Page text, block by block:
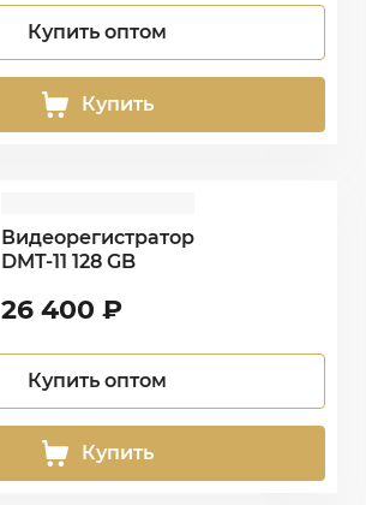
Купить оптом
Купить
Видеорегистратор
DMT-11 128 GB
26 400 ₽
Купить оптом
Купить